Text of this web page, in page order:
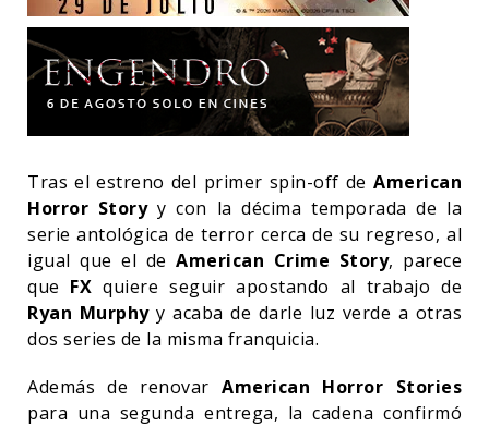
Tras el estreno del primer spin-off de American
Horror Storyy con la décima temporada de la
serie antológica de terror cerca de su regreso, al
igual que el de American Crime Story, parece
que FXquiere seguir apostando al trabajo de
Ryan Murphy y acaba de darle luz verde a otras
dos series de la misma franquicia.
Además de renovar American Horror Stories
para una segunda entrega, la cadena confirmó